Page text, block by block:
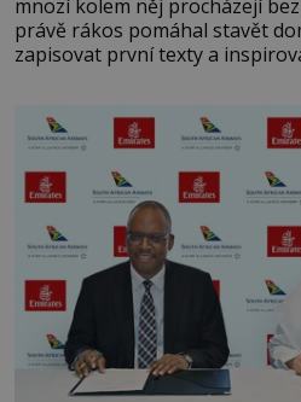
mnozí kolem něj procházejí
právě rákos pomáhal stavět
zapisovat první texty a
letního koupání. Stačí se však